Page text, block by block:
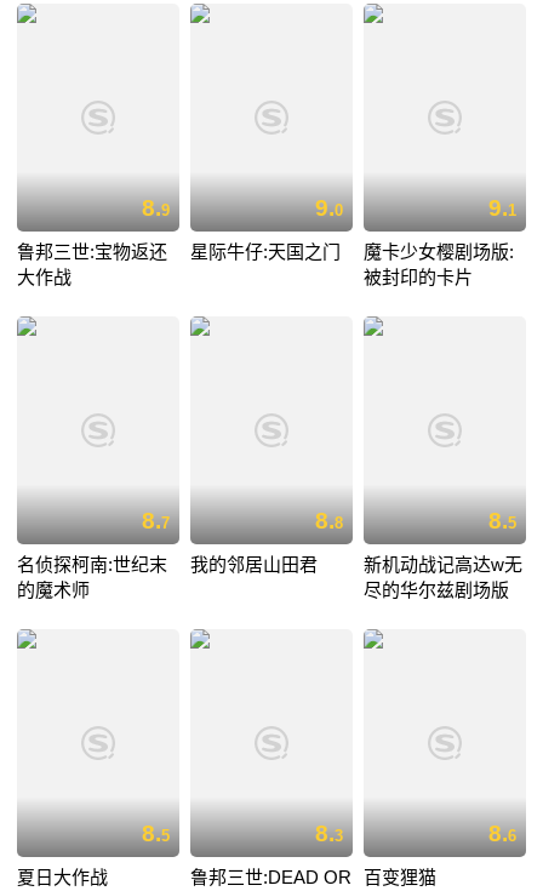
8.9
鲁邦三世:宝物返还
大作战
9.0
星际牛仔:天国之门
9.1
魔卡少女樱剧场版:
被封印的卡片
8.7
名侦探柯南:世纪末
的魔术师
8.8
我的邻居山田君
8.5
新机动战记高达w无
尽的华尔兹剧场版
8.5
夏日大作战
8.3
鲁邦三世:DEAD OR
8.6
百变狸猫